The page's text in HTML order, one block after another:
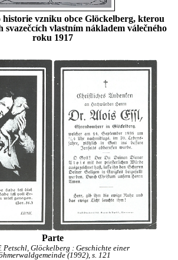
vzniku obce Glöckelberg, kterou
svazečcích vlastním nákladem válečného
roku 1917
Parte
Petschl, Glöckelberg : Geschichte einer
(1992), s. 121